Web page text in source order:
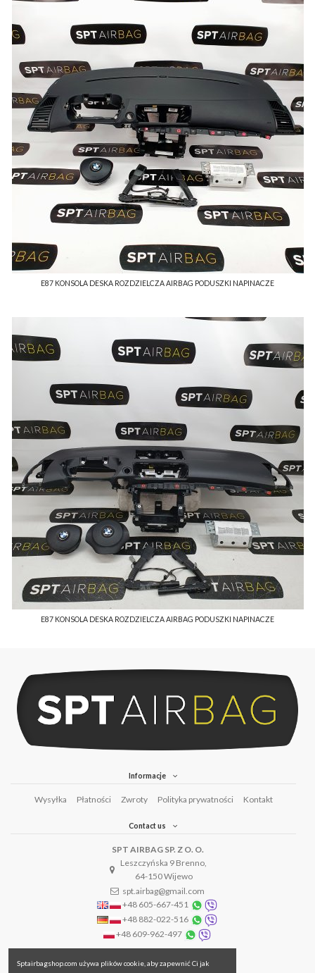
E87 KONSOLA DESKA ROZDZIELCZA AIRBAG PODUSZKI NAPINACZE
E87 KONSOLA DESKA ROZDZIELCZA AIRBAG PODUSZKI NAPINACZE
Informacje
Wysyłka Płatności Zwroty Polityka prywatności Kontakt
Contact us
SPT AIRBAG SP. Z O. O.
Leszczyńska 9 Brenno,
64-150 Wijewo
spt.airbag@gmail.com
+48 605-667-451
+48 882-022-516
+48 609-962-497
Sptairbagshop.com używa plików cookie, aby zapewnić Ci jak